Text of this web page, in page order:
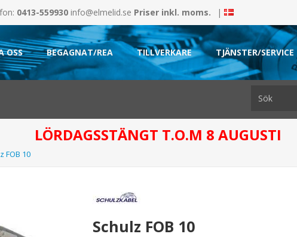
0413-559930 info@elmelid.se Priser inkl. moms. |
OSS BEGAGNAT/REA TILLVERKARE TJÄNSTER/SERVICE
LÖRDAGSSTÄNGT T.O.M 8 AUGUSTI
FOB 10
Schulz FOB 10